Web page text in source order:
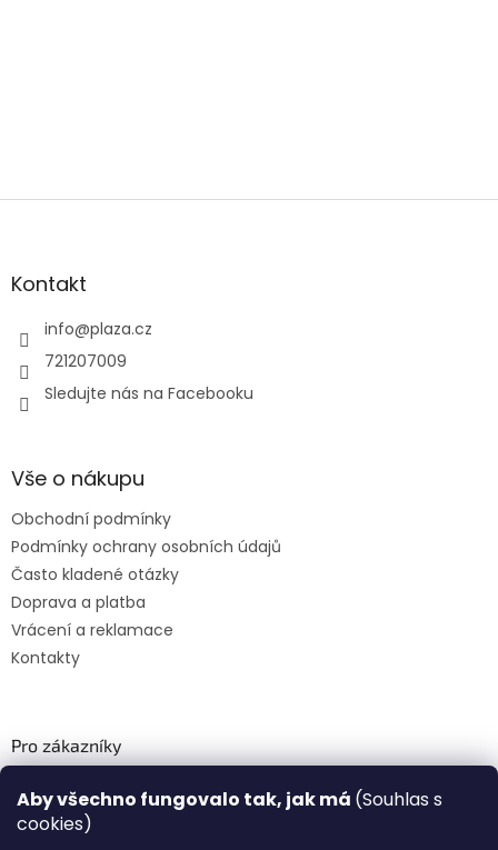
Aby všechno fungovalo tak, jak má (Souhlas s
cookies)
Kontakt
info@plaza.cz
721207009
Sledujte nás na Facebooku
Vše o nákupu
Obchodní podmínky
Podmínky ochrany osobních údajů
Často kladené otázky
Doprava a platba
Vrácení a reklamace
Kontakty
Pro zákazníky
Věrnostní program PLAZA Bonus™
Magazín PLAZA News™